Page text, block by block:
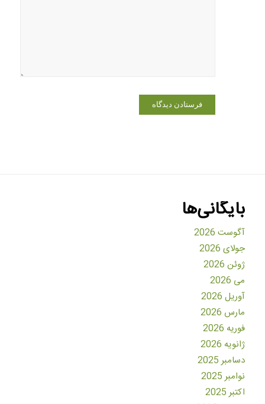
بایگانی‌ها
آگوست 2026
جولای 2026
ژوئن 2026
می 2026
آوریل 2026
مارس 2026
فوریه 2026
ژانویه 2026
دسامبر 2025
نوامبر 2025
اکتبر 2025